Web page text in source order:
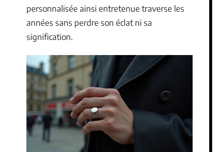
personnalisée ainsi entretenue traverse les
années sans perdre son éclat ni sa
signification.